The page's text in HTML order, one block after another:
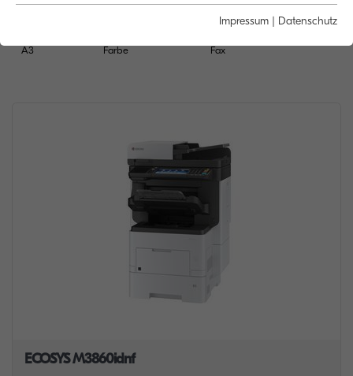
A3 Farbe
Scan
Fax
ECOSYS M3860idnf
Impressum | Datenschutz